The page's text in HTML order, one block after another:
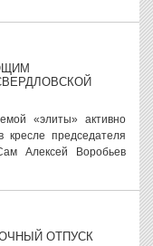
«элиты» активно
кресле председателя
Алексей Воробьев
ОТПУСК